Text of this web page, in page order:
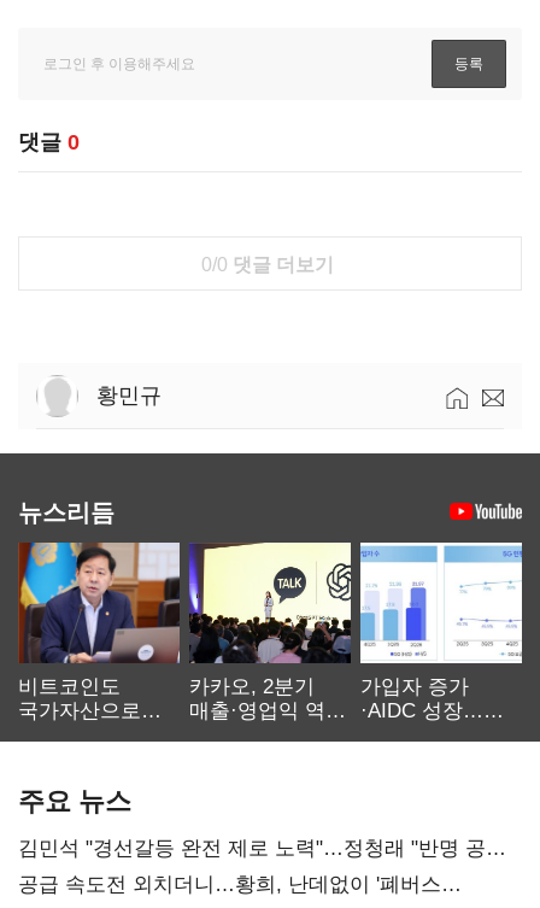
댓글 0
0/0 댓글 더보기
황민규
뉴스리듬
비트코인도
국가자산으로…'
카카오, 2분기
매출·영업익 역대
가입자 증가
·AIDC 성장…
주요 뉴스
김민석 "경선갈등 완전 제로 노력"…정청래 "반명 공세
사과부터"
공급 속도전 외치더니…황희, 난데없이 '폐버스